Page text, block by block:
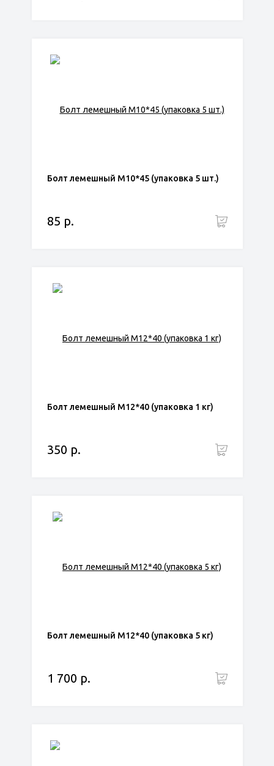
Болт лемешный М10*45 (упаковка 5 шт.)
85 р.
Болт лемешный М12*40 (упаковка 1 кг)
350 р.
Болт лемешный М12*40 (упаковка 5 кг)
1 700 р.